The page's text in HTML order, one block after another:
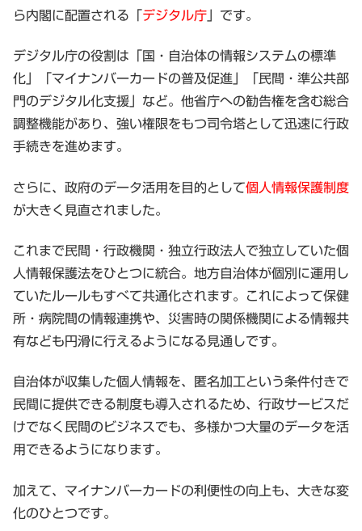
ら内閣に配置される「 デジタル庁 」です。
デジタル庁の役割は「国・自治体の情報システムの標準
化」「マイナンバーカードの普及促進」「民間・準公共部
門のデジタル化支援」など。他省庁への勧告権を含む総合
調整機能があり、強い権限をもつ司令塔として迅速に行政
手続きを進めます。
さらに、政府のデータ活用を目的として個人情報保護制度
が大きく見直されました。
これまで民間・行政機関・独立行政法人で独立していた個
人情報保護法をひとつに統合。地方自治体が個別に運用し
ていたルールもすべて共通化されます。これによって保健
所・病院間の情報連携や、災害時の関係機関による情報共
有なども円滑に行えるようになる見通しです。
自治体が収集した個人情報を、匿名加工という条件付きで
民間に提供できる制度も導入されるため、行政サービスだ
けでなく民間のビジネスでも、多様かつ大量のデータを活
用できるようになります。
加えて、マイナンバーカードの利便性の向上も、大きな変
化のひとつです。